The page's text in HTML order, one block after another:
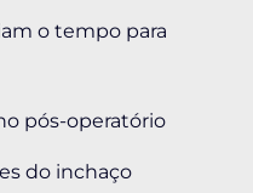
o tempo para
pós-operatório
do inchaço